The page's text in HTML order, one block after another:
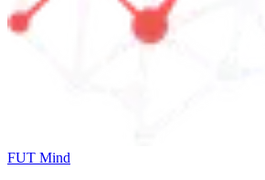
FUT Mind